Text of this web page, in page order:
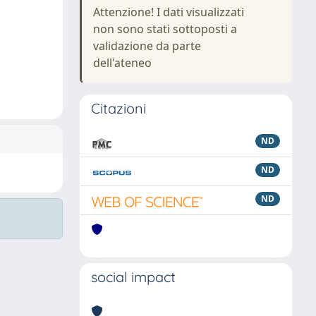
Attenzione! I dati visualizzati
non sono stati sottoposti a
validazione da parte
dell'ateneo
Citazioni
ND
ND
ND
social impact